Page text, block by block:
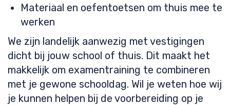
Materiaal en oefentoetsen om thuis mee te
werken
We zijn landelijk aanwezig met vestigingen
dicht bij jouw school of thuis. Dit maakt het
makkelijk om examentraining te combineren
met je gewone schooldag. Wil je weten hoe wij
je kunnen helpen bij de voorbereiding op je